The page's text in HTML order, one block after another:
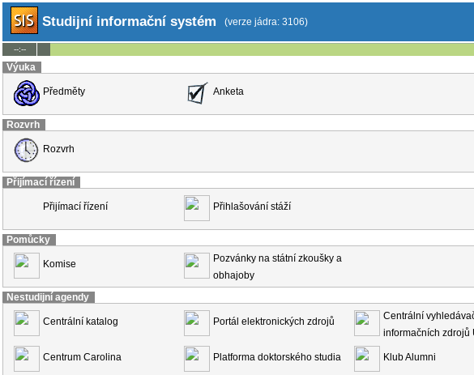
Studijní informační systém (verze jádra: 3106)
--:--
Výuka
Předměty Anketa
Rozvrh
Rozvrh
Přijímací řízení
Přijímací řízení Přihlašování stáží
Pomůcky
Komise
Pozvánky na státní zkoušky a
obhajoby
Nestudijní agendy
Centrální katalog Portál elektronických zdrojů
Centrální
informačních zdrojů
Centrum Carolina Platforma doktorského studia Klub Alumni